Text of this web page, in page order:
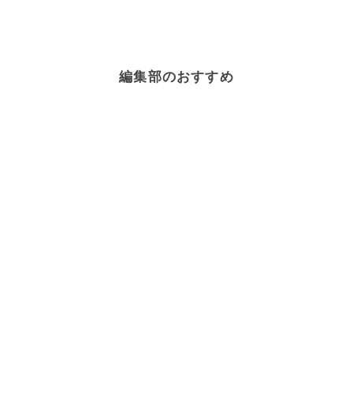
編集部のおすすめ